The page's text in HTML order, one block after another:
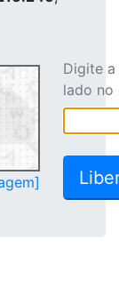
Digite
lado no